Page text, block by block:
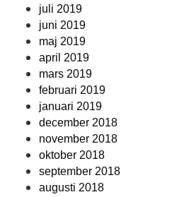
juli 2019
juni 2019
maj 2019
april 2019
mars 2019
februari 2019
januari 2019
december 2018
november 2018
oktober 2018
september 2018
augusti 2018